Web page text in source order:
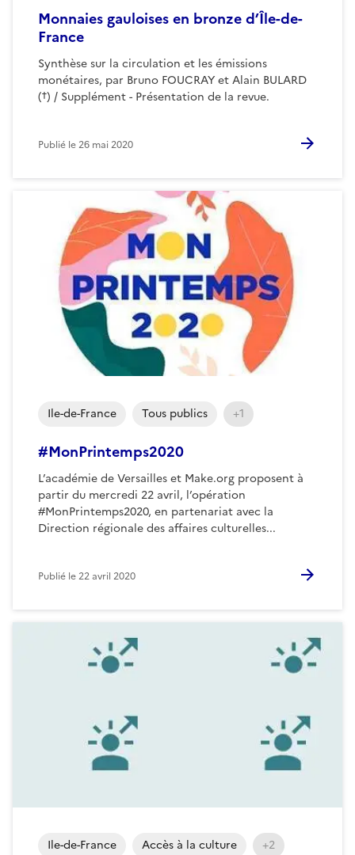
Monnaies gauloises en bronze d’Île-de-
France
Synthèse sur la circulation et les émissions
monétaires, par Bruno FOUCRAY et Alain BULARD
(†) / Supplément - Présentation de la revue.
Publié le26 mai 2020
#MonPrintemps2020
L’académie de Versailles et Make.org proposent à
partir du mercredi 22 avril, l’opération
#MonPrintemps2020, en partenariat avec la
Direction régionale des affaires culturelles...
Ile-de-France Tous publics +1
Publié le22 avril 2020
Ile-de-France Accès à la culture +2